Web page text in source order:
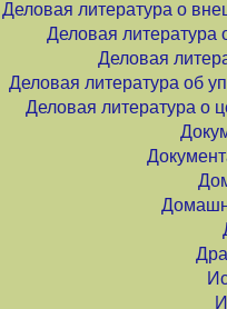
Деловая литература о
Деловая литература
Деловая
Деловая литература об
Деловая литература о